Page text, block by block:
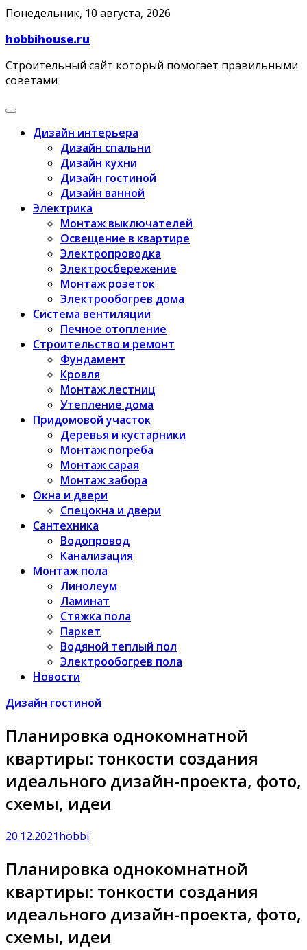
Skip
content
Понедельник, 10 августа, 2026
hobbihouse.ru
Строительный сайт который помогает правильными
советами
Дизайн интерьера
Дизайн спальни
Дизайн кухни
Дизайн гостиной
Дизайн ванной
Электрика
Монтаж выключателей
Освещение в квартире
Электропроводка
Электросбережение
Монтаж розеток
Электрообогрев дома
Система вентиляции
Печное отопление
Строительство и ремонт
Фундамент
Кровля
Монтаж лестниц
Утепление дома
Придомовой участок
Деревья и кустарники
Монтаж погреба
Монтаж сарая
Монтаж забора
Окна и двери
Спецокна и двери
Сантехника
Водопровод
Канализация
Монтаж пола
Линолеум
Ламинат
Стяжка пола
Паркет
Водяной теплый пол
Электрообогрев пола
Новости
Дизайн гостиной
Планировка однокомнатной
квартиры: тонкости создания
идеального дизайн-проекта, фото,
схемы, идеи
20.12.2021hobbi
Планировка однокомнатной
квартиры: тонкости создания
идеального дизайн-проекта, фото,
схемы, идеи